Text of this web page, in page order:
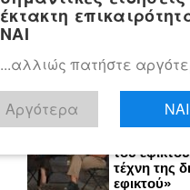
ΠΟΛΙΤΙΚΗ:
«Το ζήτημα
κανένα
του
του
τέχνη της
εφικτού»
έκτακτη
ΝΑΙ
...αλλιώς πατήστε
Αργότερα ΝΑΙ